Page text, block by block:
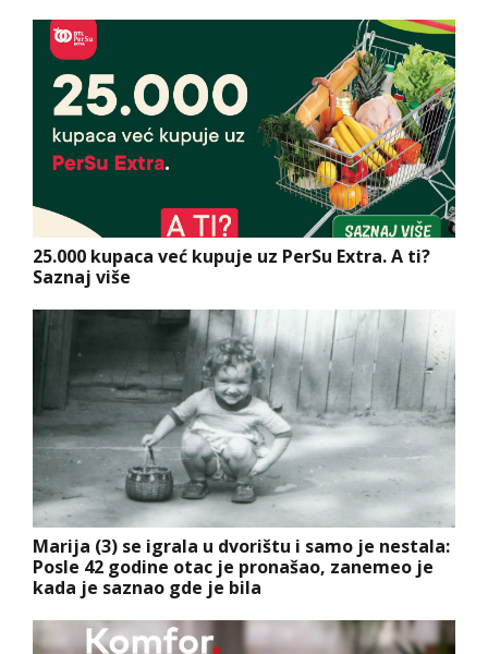
25.000 kupaca već kupuje uz PerSu Extra. A ti?
Saznaj više
Marija (3) se igrala u dvorištu i samo je nestala:
Posle 42 godine otac je pronašao, zanemeo je
kada je saznao gde je bila